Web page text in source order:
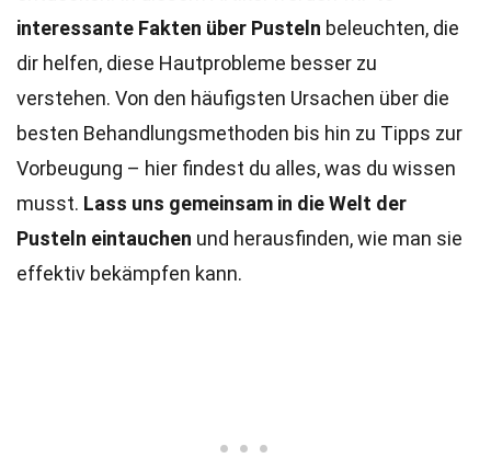
interessante Fakten über Pusteln beleuchten, die
dir helfen, diese Hautprobleme besser zu
verstehen. Von den häufigsten Ursachen über die
besten Behandlungsmethoden bis hin zu Tipps zur
Vorbeugung – hier findest du alles, was du wissen
musst. Lass uns gemeinsam in die Welt der
Pusteln eintauchen und herausfinden, wie man sie
effektiv bekämpfen kann.